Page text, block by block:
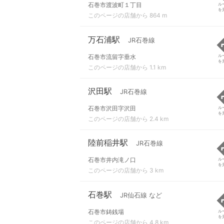
石巻市渡波町１丁目
このページの店舗から 864 m
ル
を
万石浦駅 JR石巻線
石巻市流留字垂水
このページの店舗から 1.1 km
ル
を
沢田駅 JR石巻線
石巻市沢田字沢田
このページの店舗から 2.4 km
ル
を
陸前稲井駅 JR石巻線
石巻市井内滝ノ口
このページの店舗から 3 km
ル
を
石巻駅 JR仙石線 など
石巻市鋳銭場
このページの店舗から 4.8 km
ル
を